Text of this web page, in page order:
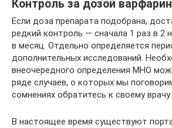
Контроль за дозой
Если доза препарата подобрана,
редкий контроль — сначала 1 раз в 2
в месяц. Отдельно определяется
дополнительных исследований.
внеочередного определения МНО
ряде случаев, о которых мы
сомнениях обратитесь к своему
В настоящее время существуют